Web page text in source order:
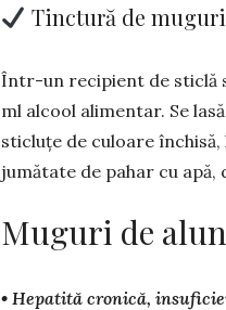
Tinctură de
Într-un recipient de sticlă
ml al­cool alimentar. Se
sticluțe de cu­loare
jumătate de pahar cu apă,
Muguri de alun
• Hepatită cronică,